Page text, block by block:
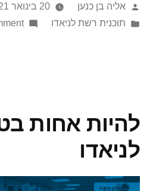
אליה בן כנען
20 בינואר 2021
תוכנית רשת לניאדו
להיות אחות
לניאדו